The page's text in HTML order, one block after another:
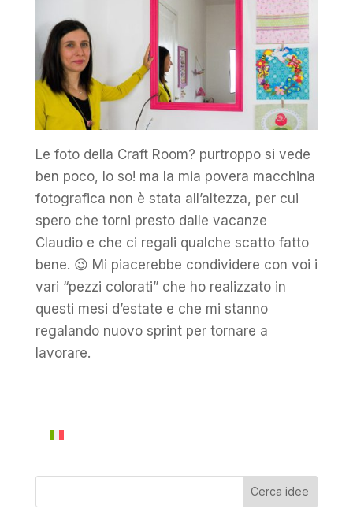
Le foto della Craft Room? purtroppo si vede
ben poco, lo so! ma la mia povera macchina
fotografica non è stata all’altezza, per cui
spero che torni presto dalle vacanze
Claudio e che ci regali qualche scatto fatto
bene. 😉 Mi piacerebbe condividere con voi i
vari “pezzi colorati” che ho realizzato in
questi mesi d’estate e che mi stanno
regalando nuovo sprint per tornare a
lavorare.
Cerca idee